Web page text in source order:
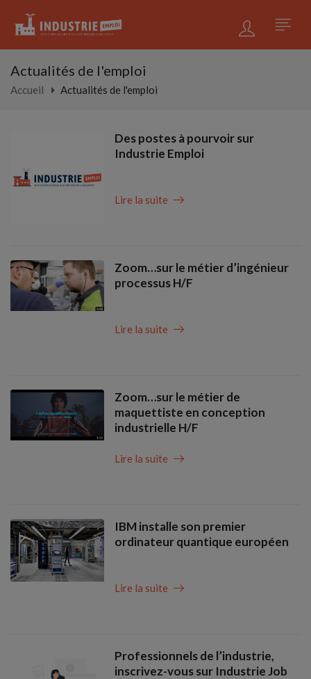
Actualités de l'emploi
Accueil Actualités de l'emploi
Des postes à pourvoir sur
Industrie Emploi
Lire la suite
Zoom…sur le métier d’ingénieur
processus H/F
Lire la suite
Zoom…sur le métier de
maquettiste en conception
industrielle H/F
Lire la suite
IBM installe son premier
ordinateur quantique européen
Lire la suite
Professionnels de l’industrie,
inscrivez-vous sur Industrie Job